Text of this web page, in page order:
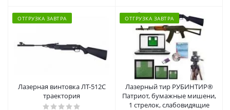
ОТГРУЗКА ЗАВТРА
Лазерная винтовка ЛТ-512С
траектория
ОТГРУЗКА ЗАВТРА
Лазерный тир РУБИНТИР®
Патриот, бумажные мишени,
1 стрелок, слабовидящие